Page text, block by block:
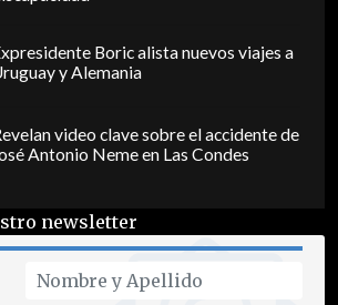
Boric alista nuevos viajes a
y Alemania
video clave sobre el accidente de
Antonio Neme en Las Condes
newsletter